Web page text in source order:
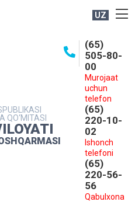
UZ
QO‘MITASI
(65)
505-80-
00
Murojaat
uchun
telefon
(65)
220-10-
02
Ishonch
telefoni
(65)
220-56-
56
Qabulxona
XIZMATI